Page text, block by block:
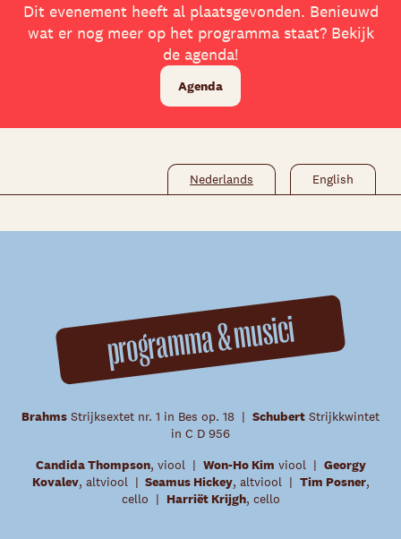
Dit evenement heeft al plaatsgevonden. Benieuwd
wat er nog meer op het programma staat? Bekijk
de agenda!
Agenda
Nederlands English
programma & musici
Brahms Strijksextet nr. 1 in Bes op. 18 | Schubert Strijkkwintet
in C D 956
Candida Thompson, viool | Won-Ho Kim viool | Georgy
Kovalev, altviool | Seamus Hickey, altviool | Tim Posner,
cello | Harriët Krijgh, cello